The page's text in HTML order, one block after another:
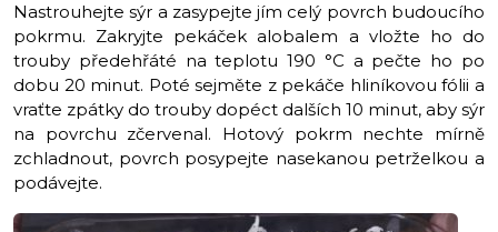
Nastrouhejte sýr a zasypejte jím celý povrch budoucího
pokrmu. Zakryjte pekáček alobalem a vložte ho do
trouby předehřáté na teplotu 190 °C a pečte ho po
dobu 20 minut. Poté sejměte z pekáče hliníkovou fólii a
vraťte zpátky do trouby dopéct dalších 10 minut, aby sýr
na povrchu zčervenal. Hotový pokrm nechte mírně
zchladnout, povrch posypejte nasekanou petrželkou a
podávejte.